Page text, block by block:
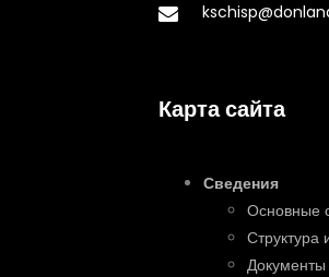
Карта сайта
Сведения
Основные
Структура
Документы